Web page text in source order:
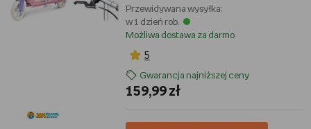
Przewidywana wysyłka:
w 1 dzień rob.
Możliwa dostawa za darmo
5
Gwarancja najniższej ceny
159,99 zł